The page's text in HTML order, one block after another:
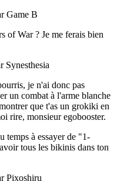
Game B
of War ? Je me ferais bien
Synesthesia
je n'ai donc pas
un combat à l'arme blanche
que t'as un grokiki en
rire, monsieur egobooster.
temps à essayer de "1-
tous les bikinis dans ton
Pixoshiru